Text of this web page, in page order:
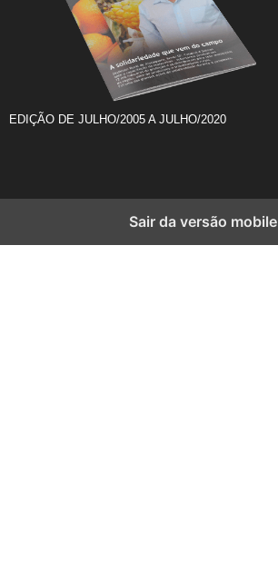
EDIÇÃO DE JULHO/2005 A JULHO/2020
Sair da versão mobile